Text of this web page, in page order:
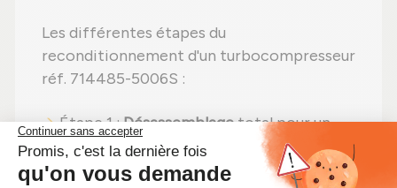
Les différentes étapes du
reconditionnement d'un turbocompresseur
réf. 714485-5006S :
Étape 1 :Désassemblagetotal pour un
contrôle complet ;
Étape 2 :Nettoyage professionnelpour